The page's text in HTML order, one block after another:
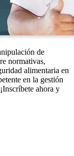
de
normativas,
alimentaria en
en la gestión
ahora y